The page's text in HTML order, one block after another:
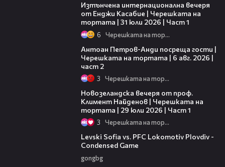
Изтънчена интернационална вечеря
от Енджи Касабие | Черешката на
тортата | 31 юли 2026 | Част 1
6 Черешката на тортата
Антоан Петров-Анди посреща гости |
Черешката на тортата | 6 авг. 2026 |
част 2
3 Черешката на тортата
Новозеландска вечеря от проф.
Климент Найденов | Черешката на
тортата | 29 юли 2026 | Част 1
3 Черешката на тортата
Levski Sofia vs. PFC Lokomotiv Plovdiv -
Condensed Game
gongbg